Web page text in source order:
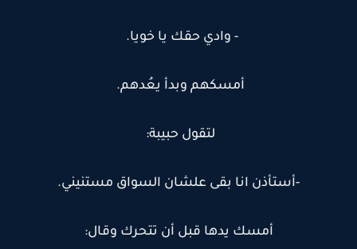
- وادي حقك يا خويا.
أمسكهم وبدأ يعُدهم.
لتقول حبيبة:
-أستأذن انا بقى علشان السواق مستنيني.
أمسك يدها قبل أن تتحرك وقال: